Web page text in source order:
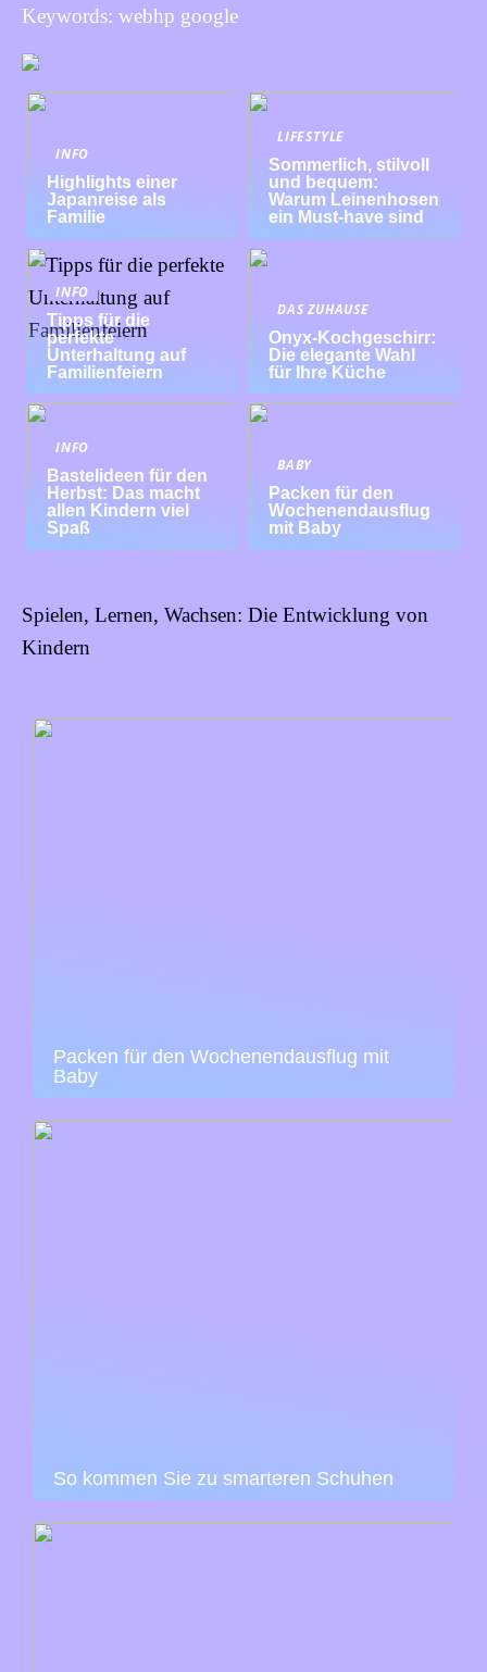
Keywords: webhp google
INFO
Highlights einer
Japanreise als
Familie
LIFESTYLE
Sommerlich, stilvoll
und bequem:
Warum Leinenhosen
ein Must-have sind
INFO
Tipps für die
perfekte
Unterhaltung auf
Familienfeiern
DAS ZUHAUSE
Onyx-Kochgeschirr:
Die elegante Wahl
für Ihre Küche
INFO
Bastelideen für den
Herbst: Das macht
allen Kindern viel
Spaß
BABY
Packen für den
Wochenendausflug
mit Baby
Spielen, Lernen, Wachsen: Die Entwicklung von
Kindern
Packen für den Wochenendausflug mit
Baby
So kommen Sie zu smarteren Schuhen